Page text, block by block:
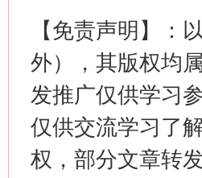
【免责声明】：
外），其版权均
发推广仅供学习
仅供交流学习了
权，部分文章转
这是一记警钟！